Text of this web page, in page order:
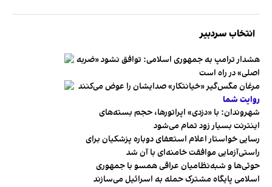
انتخاب سردبیر
هشدار ترامپ به جمهوری اسلامی: توافق نشود «ضربه
اصلی» در راه است
مرغان مگس‌گیر «خیانتکار» صدایشان را عوض می‌کنند
روایت شما
شهروندان:‌ با «دزدی» اپراتورها، حجم بسته‌های
اینترنت بسیار زود تمام می‌شود
رسایی خواستار اعلام استعفای دوباره پزشکیان برای
راستی‌آزمایی موافقت خامنه‌ای با آن شد
حوثی‌ها و شبه‌نظامیان عراقی همسو با جمهوری
اسلامی پایگاه مشترک حمله به اسرائیل می‌سازند